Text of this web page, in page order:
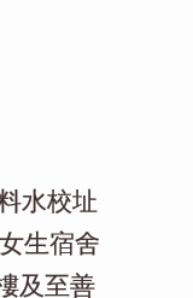
水校址
生宿舍
及至善